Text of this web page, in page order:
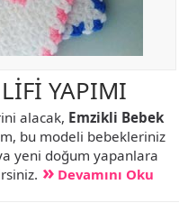
YAPIMI
alacak, Emzikli Bebek
bu modeli bebekleriniz
yeni doğum yapanlara
Devamını Oku